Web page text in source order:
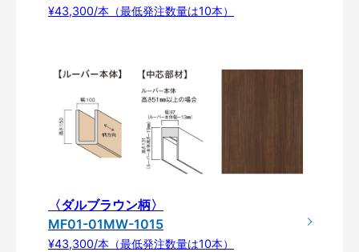
¥43,300/本（最低発注数量は10本）
〈ダルブラウン柄〉
MF01-01MW-1015
¥43,300/本（最低発注数量は10本）